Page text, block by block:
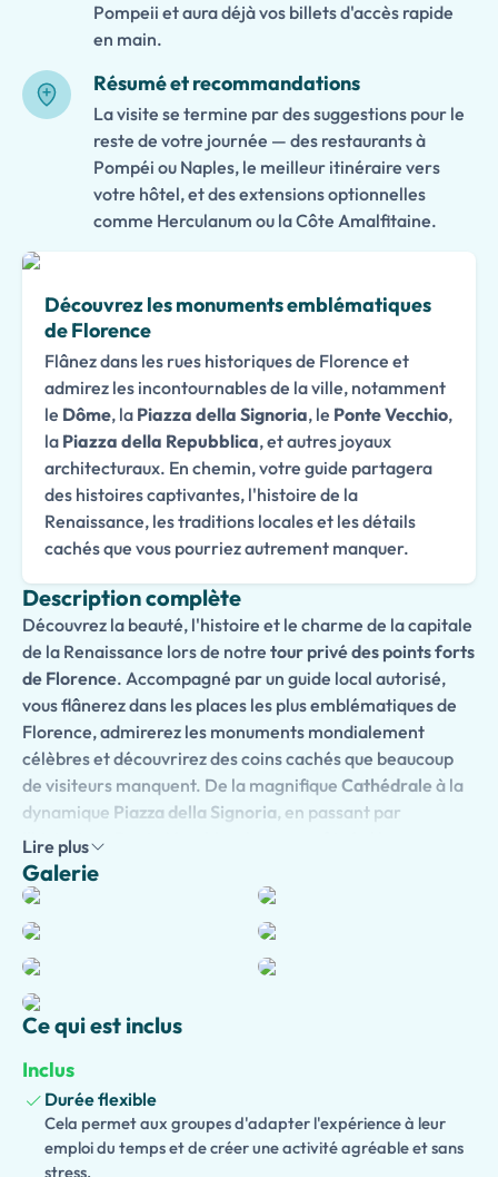
Pompeii et aura déjà vos billets d'accès rapide
en main.
Résumé et recommandations
La visite se termine par des suggestions pour le
reste de votre journée — des restaurants à
Pompéi ou Naples, le meilleur itinéraire vers
votre hôtel, et des extensions optionnelles
comme Herculanum ou la Côte Amalfitaine.
Découvrez les monuments emblématiques
de Florence
Flânez dans les rues historiques de Florence et
admirez les incontournables de la ville, notamment
le Dôme, la Piazza della Signoria, le Ponte Vecchio,
la Piazza della Repubblica, et autres joyaux
architecturaux. En chemin, votre guide partagera
des histoires captivantes, l'histoire de la
Renaissance, les traditions locales et les détails
cachés que vous pourriez autrement manquer.
Description complète
Découvrez la beauté, l'histoire et le charme de la capitale
de la Renaissance lors de notre tour privé des points forts
de Florence. Accompagné par un guide local autorisé,
vous flânerez dans les places les plus emblématiques de
Florence, admirerez les monuments mondialement
célèbres et découvrirez des coins cachés que beaucoup
de visiteurs manquent. De la magnifique Cathédrale à la
dynamique Piazza della Signoria, en passant par
l'historique
chapitre fascinant du passé extraordinaire de Florence.
Votre guide privé adaptera l'expérience à vos intérêts,
que vous soyez passionné par l'art de la Renaissance,
l'architecture, l'histoire ou les traditions locales.
ramassage optionnel à l'hôtel
centralement situé à Florence est disponible pour un
début de journée sans tracas.
Les familles peuvent profiter d'une
enfants avec des histoires amusantes, des activités
interactives et des jeux engageants conçus pour divertir
les jeunes voyageurs. Nous proposons également une
Lire plus
Galerie
Ce qui est inclus
Inclus
Durée flexible
Cela permet aux groupes d'adapter l'expérience à leur
emploi du temps et de créer une activité agréable et sans
stress.